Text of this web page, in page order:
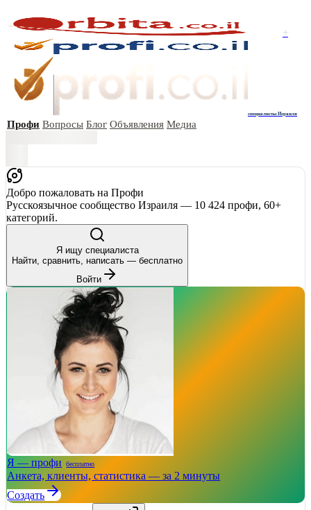
+
специалисты Израиля
Профи Вопросы Блог Объявления Медиа
Добро пожаловать на Профи
Русскоязычное сообщество Израиля — 10 424 профи, 60+
категорий.
Я ищу специалиста
Найти, сравнить, написать — бесплатно
Войти
Я — профи бесплатно
Анкета, клиенты, статистика — за 2 минуты
Создать